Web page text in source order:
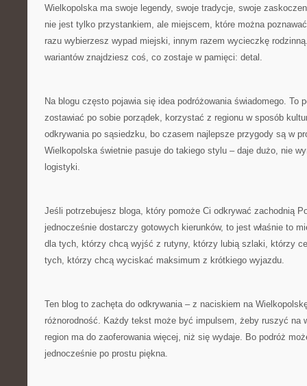
Wielkopolska ma swoje legendy, swoje tradycje, swoje
nie jest tylko przystankiem, ale miejscem, które można
razu wybierzesz wypad miejski, innym razem wycieczkę
wariantów znajdziesz coś, co zostaje w pamięci: detal.
Na blogu często pojawia się idea podróżowania świadomego. To
zostawiać po sobie porządek, korzystać z regionu w sposób
odkrywania po sąsiedzku, bo czasem najlepsze przygody są w
Wielkopolska świetnie pasuje do takiego stylu – daje dużo, nie
logistyki.
Jeśli potrzebujesz bloga, który pomoże Ci odkrywać zachodnią
jednocześnie dostarczy gotowych kierunków, to jest właśnie to
dla tych, którzy chcą wyjść z rutyny, którzy lubią szlaki, którzy
tych, którzy chcą wyciskać maksimum z krótkiego wyjazdu.
Ten blog to zachęta do odkrywania – z naciskiem na
różnorodność. Każdy tekst może być impulsem, żeby ruszyć na
region ma do zaoferowania więcej, niż się wydaje. Bo podróż
jednocześnie po prostu piękna.